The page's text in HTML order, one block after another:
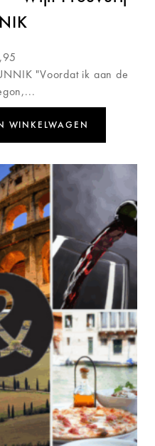
"Voordat ik aan de
WINKELWAGEN